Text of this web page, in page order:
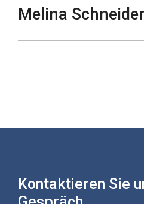
Melina Schneider
Kontaktieren Sie